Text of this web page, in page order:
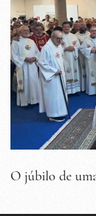
O júbilo de